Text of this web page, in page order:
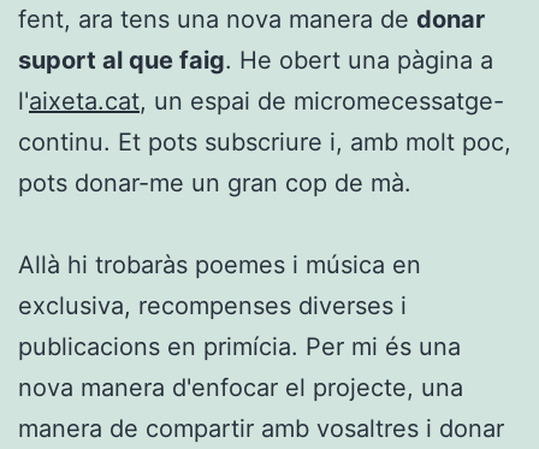
fent, ara tens una nova manera de donar
suport al que faig. He obert una pàgina a
l'aixeta.cat, un espai de micromecessatge-
continu. Et pots subscriure i, amb molt poc,
pots donar-me un gran cop de mà.
Allà hi trobaràs poemes i música en
exclusiva, recompenses diverses i
publicacions en primícia. Per mi és una
nova manera d'enfocar el projecte, una
manera de compartir amb vosaltres i donar